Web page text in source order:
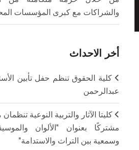
والشراكات مع كبرى المؤسسات
أخر الاحداث
كلية الحقوق تنظم حفل تأبين
عبدالرحمن
كليتا الآثار والتربية النوعية
مشتركًا بعنوان "الألوان
وسمعية بين التراث والاستدامة"